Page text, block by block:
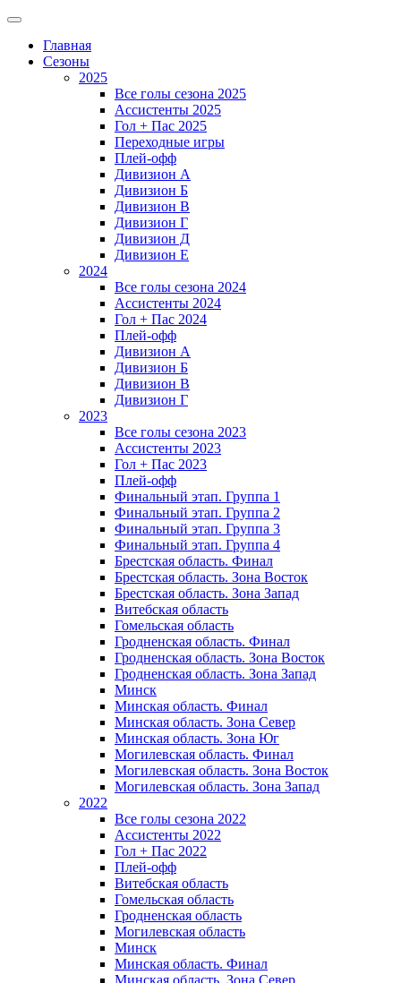
Главная
Сезоны
2025
Все голы сезона 2025
Ассистенты 2025
Гол + Пас 2025
Переходные игры
Плей-офф
Дивизион A
Дивизион Б
Дивизион В
Дивизион Г
Дивизион Д
Дивизион Е
2024
Все голы сезона 2024
Ассистенты 2024
Гол + Пас 2024
Плей-офф
Дивизион A
Дивизион Б
Дивизион В
Дивизион Г
2023
Все голы сезона 2023
Ассистенты 2023
Гол + Пас 2023
Плей-офф
Финальный этап. Группа 1
Финальный этап. Группа 2
Финальный этап. Группа 3
Финальный этап. Группа 4
Брестская область. Финал
Брестская область. Зона Восток
Брестская область. Зона Запад
Витебская область
Гомельская область
Гродненская область. Финал
Гродненская область. Зона Восток
Гродненская область. Зона Запад
Минск
Минская область. Финал
Минская область. Зона Север
Минская область. Зона Юг
Могилевская область. Финал
Могилевская область. Зона Восток
Могилевская область. Зона Запад
2022
Все голы сезона 2022
Ассистенты 2022
Гол + Пас 2022
Плей-офф
Витебская область
Гомельская область
Гродненская область
Могилевская область
Минск
Mинская область. Финал
Минская область. Зона Север